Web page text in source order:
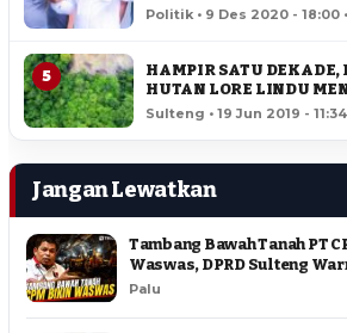
SULTENG
Politik • 9 Des 2020 - 18:00
5
HAMPIR SATU DEKADE,
HUTAN LORE LINDU
HEKTAR
Sulteng • 19 Jun 2019 -
Jangan Lewatkan
Tambang Bawah Tanah PT
Waswas, DPRD Sulteng
Palu